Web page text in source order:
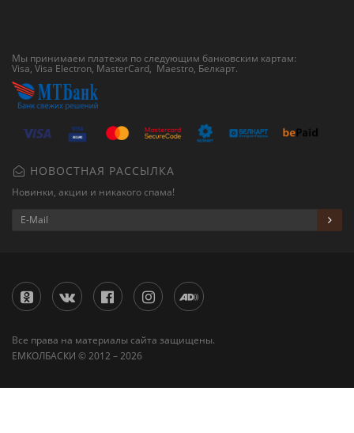
Мы принимаем платежи по следующим банковским картам:
Visa, Visa Electron, MasterCard, Maestro, Белкарт.
НОВОСТНАЯ РАССЫЛКА
Новинки, акции и никакого спама!
Все права на материалы сайта защищены.
ЕМКОЛБАСКИ © 2012 – 2026